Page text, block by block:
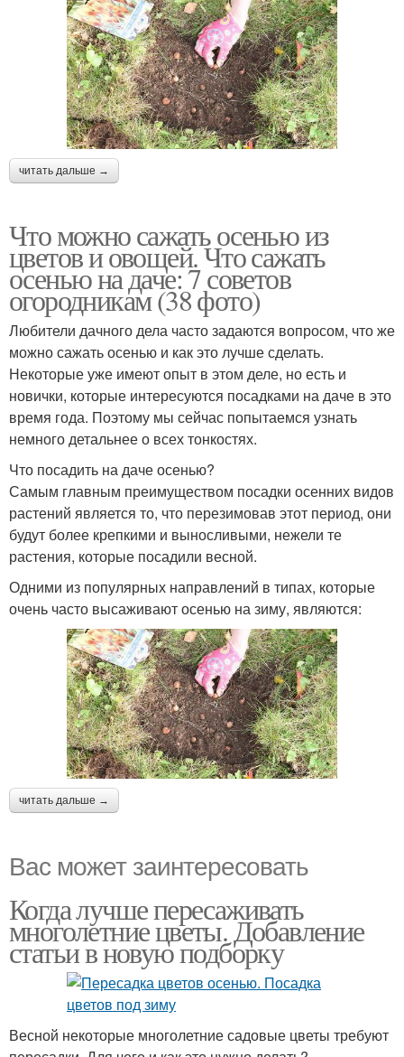
читать дальше →
Что можно сажать осенью из
цветов и овощей. Что сажать
осенью на даче: 7 советов
огородникам (38 фото)
Любители дачного дела часто задаются вопросом, что же
можно сажать осенью и как это лучше сделать.
Некоторые уже имеют опыт в этом деле, но есть и
новички, которые интересуются посадками на даче в это
время года. Поэтому мы сейчас попытаемся узнать
немного детальнее о всех тонкостях.
Что посадить на даче осенью?
Самым главным преимуществом посадки осенних видов
растений является то, что перезимовав этот период, они
будут более крепкими и выносливыми, нежели те
растения, которые посадили весной.
Одними из популярных направлений в типах, которые
очень часто высаживают осенью на зиму, являются:
читать дальше →
Вас может заинтересовать
Когда лучше пересаживать
многолетние цветы. Добавление
статьи в новую подборку
Весной некоторые многолетние садовые цветы требуют